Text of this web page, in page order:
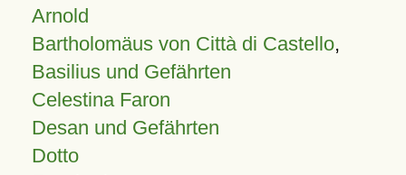
Arnold
Bartholomäus von Città di Castello,
Basilius und Gefährten
Celestina Faron
Desan und Gefährten
Dotto